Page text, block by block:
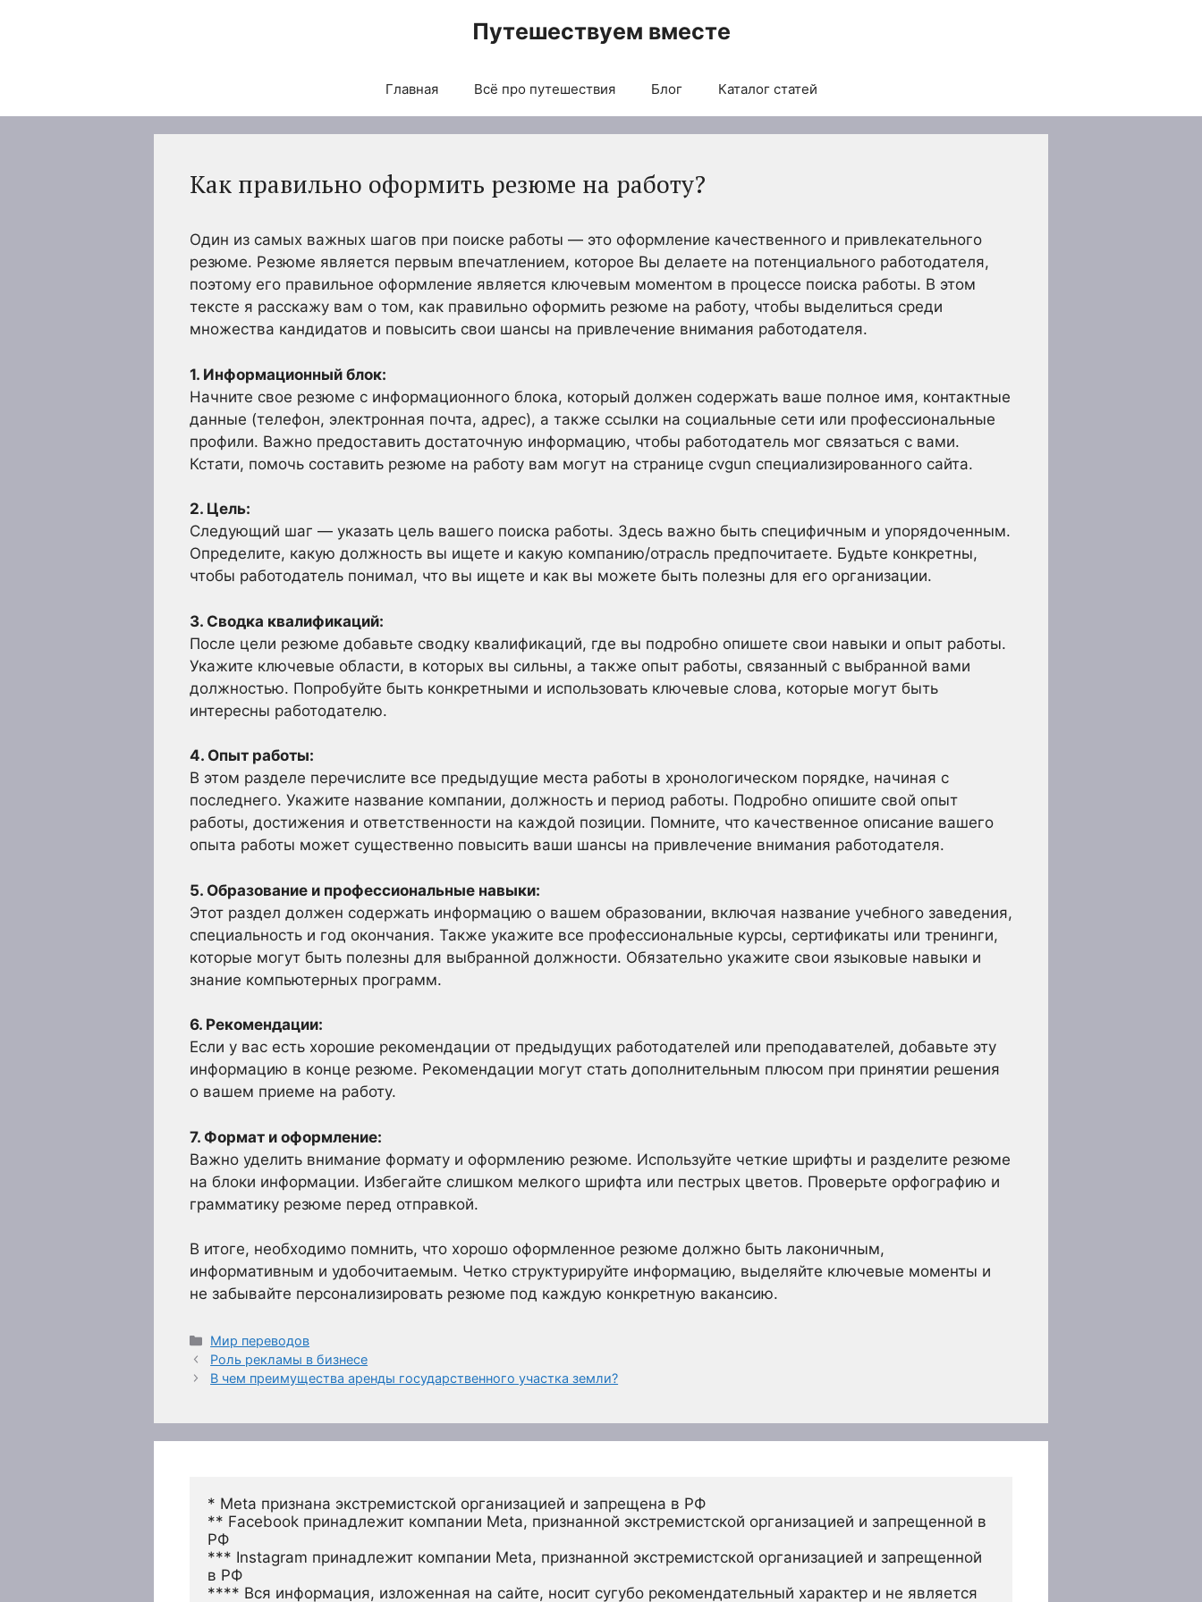
Путешествуем вместе
Главная Всё про путешествия Блог Каталог статей
Как правильно оформить резюме на работу?
Один из самых важных шагов при поиске работы — это оформление качественного и привлекательного
резюме. Резюме является первым впечатлением, которое Вы делаете на потенциального работодателя,
поэтому его правильное оформление является ключевым моментом в процессе поиска работы. В этом
тексте я расскажу вам о том, как правильно оформить резюме на работу, чтобы выделиться среди
множества кандидатов и повысить свои шансы на привлечение внимания работодателя.
1. Информационный блок:
Начните свое резюме с информационного блока, который должен содержать ваше полное имя, контактные
данные (телефон, электронная почта, адрес), а также ссылки на социальные сети или профессиональные
профили. Важно предоставить достаточную информацию, чтобы работодатель мог связаться с вами.
Кстати, помочь составить резюме на работу вам могут на странице cvgun специализированного сайта.
2. Цель:
Следующий шаг — указать цель вашего поиска работы. Здесь важно быть специфичным и упорядоченным.
Определите, какую должность вы ищете и какую компанию/отрасль предпочитаете. Будьте конкретны,
чтобы работодатель понимал, что вы ищете и как вы можете быть полезны для его организации.
3. Сводка квалификаций:
После цели резюме добавьте сводку квалификаций, где вы подробно опишете свои навыки и опыт работы.
Укажите ключевые области, в которых вы сильны, а также опыт работы, связанный с выбранной вами
должностью. Попробуйте быть конкретными и использовать ключевые слова, которые могут быть
интересны работодателю.
4. Опыт работы:
В этом разделе перечислите все предыдущие места работы в хронологическом порядке, начиная с
последнего. Укажите название компании, должность и период работы. Подробно опишите свой опыт
работы, достижения и ответственности на каждой позиции. Помните, что качественное описание вашего
опыта работы может существенно повысить ваши шансы на привлечение внимания работодателя.
5. Образование и профессиональные навыки:
Этот раздел должен содержать информацию о вашем образовании, включая название учебного заведения,
специальность и год окончания. Также укажите все профессиональные курсы, сертификаты или тренинги,
которые могут быть полезны для выбранной должности. Обязательно укажите свои языковые навыки и
знание компьютерных программ.
6. Рекомендации:
Если у вас есть хорошие рекомендации от предыдущих работодателей или преподавателей, добавьте эту
информацию в конце резюме. Рекомендации могут стать дополнительным плюсом при принятии решения
о вашем приеме на работу.
7. Формат и оформление:
Важно уделить внимание формату и оформлению резюме. Используйте четкие шрифты и разделите резюме
на блоки информации. Избегайте слишком мелкого шрифта или пестрых цветов. Проверьте орфографию и
грамматику резюме перед отправкой.
В итоге, необходимо помнить, что хорошо оформленное резюме должно быть лаконичным,
информативным и удобочитаемым. Четко структурируйте информацию, выделяйте ключевые моменты и
не забывайте персонализировать резюме под каждую конкретную вакансию.
Рубрики
Мир переводов
Роль рекламы в бизнесе
В чем преимущества аренды государственного участка земли?
* Meta признана экстремистской организацией и запрещена в РФ
** Facebook принадлежит компании Meta, признанной экстремистской организацией и запрещенной в
РФ
*** Instagram принадлежит компании Meta, признанной экстремистской организацией и запрещенной
в РФ
**** Вся информация, изложенная на сайте, носит сугубо рекомендательный характер и не является